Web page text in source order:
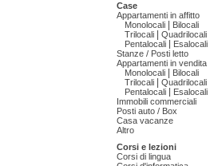
Case
Appartamenti in affitto
Monolocali
Bilocali
Trilocali
Quadrilocali
Pentalocali
Esalocali
Stanze / Posti letto
Appartamenti in vendita
Monolocali
Bilocali
Trilocali
Quadrilocali
Pentalocali
Esalocali
Immobili commerciali
Posti auto / Box
Casa vacanze
Altro
Corsi e lezioni
Corsi di lingua